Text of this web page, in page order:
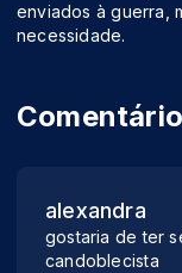
enviados à guerra,
necessidade.
gostaria de ter
candoblecista
alexandra